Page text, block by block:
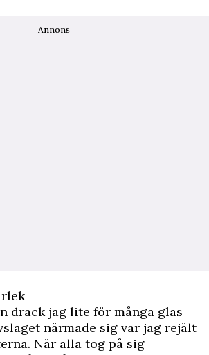
Annons
drack jag lite för många glas
närmade sig var jag rejält
När alla tog på sig